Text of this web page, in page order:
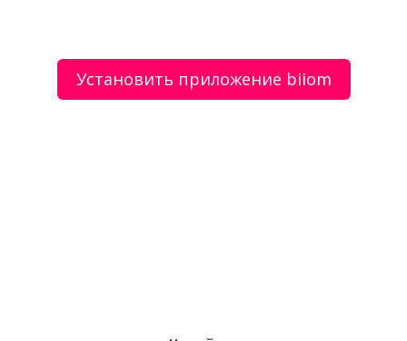
Установить приложение biiom